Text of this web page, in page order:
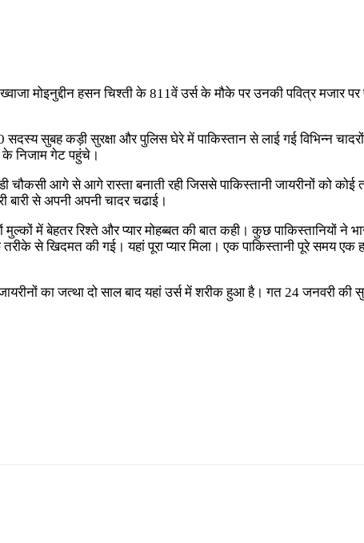
मोइनुद्दीन हसन चिश्ती के 811वें उर्स के मौके पर उनकी पवित्र मजार
सुबह कड़ी सुरक्षा और पुलिस घेरे में पाकिस्तान से लाई गई विभिन्न
के निजाम गेट पहुंचे।
चौकसी आगे से आगे रास्ता बनाती रही जिससे पाकिस्तानी जायरीनों को
से अपनी अपनी चादर चढाई।
में बेहतर रिश्ते और प्यार मोहब्बत की बात कही। कुछ पाकिस्तानियों
से खिदमत की गई। यहां पूरा प्यार मिला। एक पाकिस्तानी पूरे समय एक
का जत्था दो साल बाद यहां उर्स में शरीक हुआ है। गत 24 जनवरी